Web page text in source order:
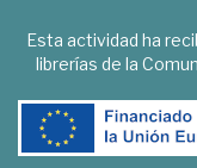
Esta actividad ha
librerías de la